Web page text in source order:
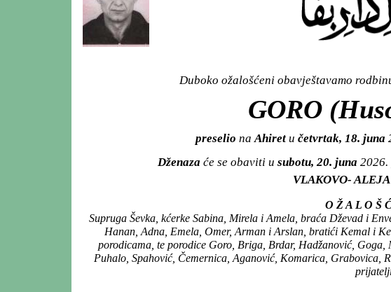
Duboko ožalošćeni obavještavamo
GORO
preselio na Ahiret u četvrtak, 18. juna
Dženaza će se obaviti u subotu, 20. juna 2026.
VLAKOVO-
O Ž A L O Š
Supruga Ševka, kćerke Sabina, Mirela i Amela, braća Dževad i
Hanan, Adna, Emela, Omer, Arman i Arslan, bratići Kemal i
porodicama, te porodice Goro, Briga, Brdar, Hadžanović, Goga,
Puhalo, Spahović, Čemernica, Aganović, Komarica, Grabovica,